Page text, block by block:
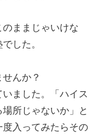
ままじゃいけな
した。
んか？
ました。「ハイス
所じゃないか」と
入ってみたらその